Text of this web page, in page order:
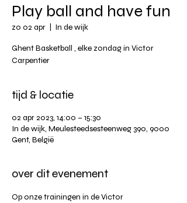
Play ball and have fun
zo 02 apr In de wijk
Ghent Basketball , elke zondag in Victor
Carpentier
tijd & locatie
02 apr 2023, 14:00 – 15:30
In de wijk, Meulesteedsesteenweg 390, 9000
Gent, België
over dit evenement
Op onze trainingen in de Victor